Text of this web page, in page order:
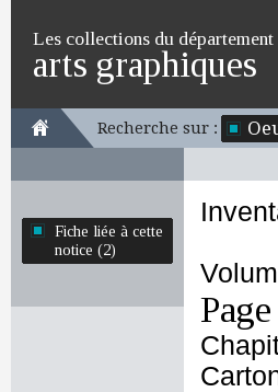
Les collections du département
arts graphiques
Recherche sur :
Fiche liée à cette
notice (2)